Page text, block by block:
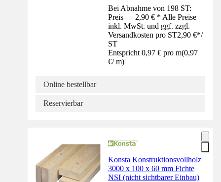
Bei Abnahme von 198 ST:
Preis — 2,90 € * Alle Preise
inkl. MwSt. und ggf. zzgl.
Versandkosten pro ST2,90 €*/
ST
Entspricht 0,97 € pro m(0,97
€/ m)
Online bestellbar
Reservierbar
Konsta Konstruktionsvollholz
3000 x 100 x 60 mm Fichte
NSI (nicht sichtbarer Einbau)